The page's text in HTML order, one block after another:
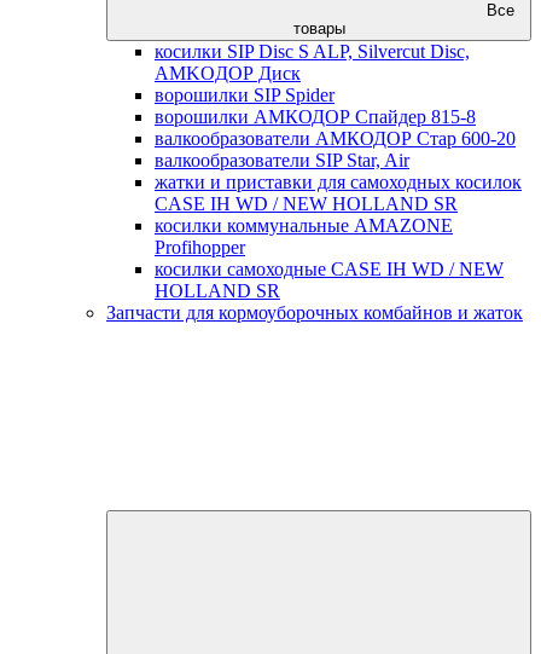
Все
товары
косилки SIP Disc S ALP, Silvercut Disc,
AMKOДОР Диск
ворошилки SIP Spider
ворошилки АМКОДОР Спайдер 815-8
валкообразователи АМКОДОР Стар 600-20
валкообразователи SIP Star, Air
жатки и приставки для самоходных косилок
CASE IH WD / NEW HOLLAND SR
косилки коммунальные AMAZONE
Profihopper
косилки самоходные CASE IH WD / NEW
HOLLAND SR
Запчасти для кормоуборочных комбайнов и жаток